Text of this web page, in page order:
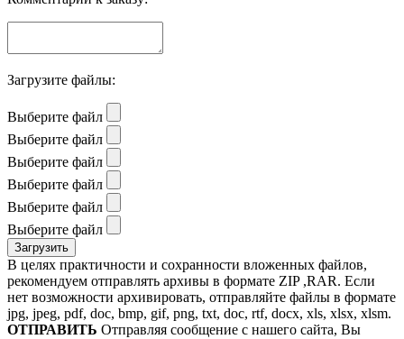
Загрузите файлы:
Выберите файл
Выберите файл
Выберите файл
Выберите файл
Выберите файл
Выберите файл
В целях практичности и сохранности вложенных файлов,
рекомендуем отправлять архивы в формате ZIP ,RAR. Если
нет возможности архивировать, отправляйте файлы в формате
jpg, jpeg, pdf, doc, bmp, gif, png, txt, doc, rtf, docx, xls, xlsx, xlsm.
ОТПРАВИТЬ Отправляя сообщение с нашего сайта, Вы